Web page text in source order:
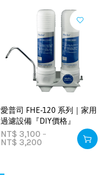
愛普司 FHE-120 系列｜家用
過濾設備『DIY價格』
NT$ 3,100 –
NT$ 3,200